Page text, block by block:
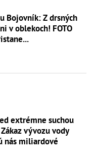
Bojovník: Z drsných
v oblekoch! FOTO
extrémne suchou
vývozu vody
nás miliardové